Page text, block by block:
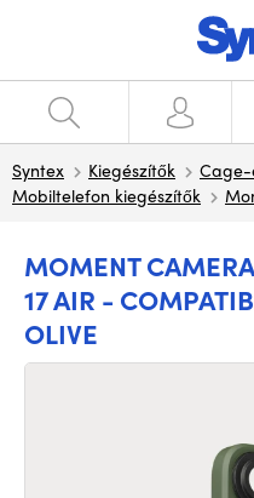
Syntex Kiegészítők
Cage-
Mobiltelefon kiegészítők
MOMENT
17 AIR -
OLIVE